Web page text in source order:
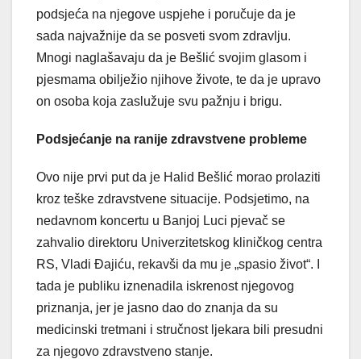
podsjeća na njegove uspjehe i poručuje da je
sada najvažnije da se posveti svom zdravlju.
Mnogi naglašavaju da je Bešlić svojim glasom i
pjesmama obilježio njihove živote, te da je upravo
on osoba koja zaslužuje svu pažnju i brigu.
Podsjećanje na ranije zdravstvene probleme
Ovo nije prvi put da je Halid Bešlić morao prolaziti
kroz teške zdravstvene situacije. Podsjetimo, na
nedavnom koncertu u Banjoj Luci pjevač se
zahvalio direktoru Univerzitetskog kliničkog centra
RS, Vladi Đajiću, rekavši da mu je „spasio život“. I
tada je publiku iznenadila iskrenost njegovog
priznanja, jer je jasno dao do znanja da su
medicinski tretmani i stručnost ljekara bili presudni
za njegovo zdravstveno stanje.